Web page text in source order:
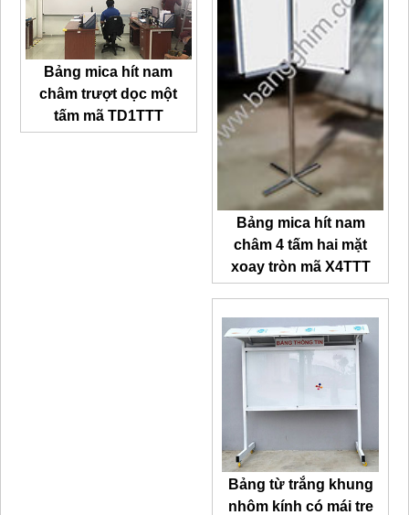
Bảng mica hít nam
châm trượt dọc một
tấm mã TD1TTT
Bảng mica hít nam
châm 4 tấm hai mặt
xoay tròn mã X4TTT
Bảng từ trắng khung
nhôm kính có mái tre